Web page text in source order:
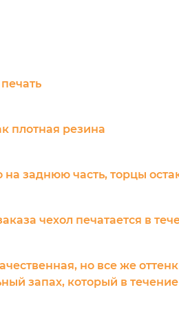
плотная резина
на заднюю часть, торцы
чехол печатается в
но все же
запах, который в